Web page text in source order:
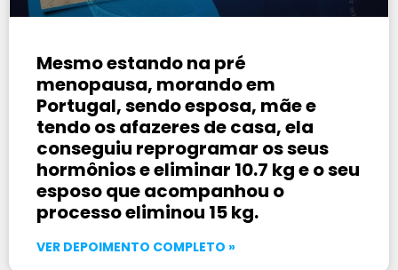
Mesmo estando na pré
menopausa, morando em
Portugal, sendo esposa, mãe e
tendo os afazeres de casa, ela
conseguiu reprogramar os seus
hormônios e eliminar 10.7 kg e o seu
esposo que acompanhou o
processo eliminou 15 kg.
VER DEPOIMENTO COMPLETO »